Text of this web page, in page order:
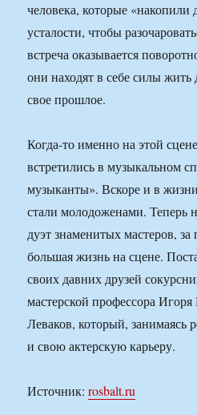
человека, которые «накопили
усталости, чтобы
встреча оказывается
они находят в себе силы жить
свое прошлое.
Когда-то именно на этой
встретились в музыкальном
музыканты». Вскоре и в
стали молодоженами. Теперь
дуэт знаменитых мастеров,
большая жизнь на сцене.
своих давних друзей
мастерской профессора
Леваков, который, занимаясь
и свою актерскую карьеру.
Источник:rosbalt.ru